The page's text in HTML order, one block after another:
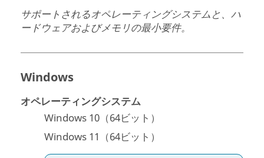
サポートされるオペレーティングシステムと、ハ
ードウェアおよびメモリの最小要件。
Windows
オペレーティングシステム
Windows 10（64ビット）
Windows 11（64ビット）